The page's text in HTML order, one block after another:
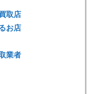
取店
お店
業者